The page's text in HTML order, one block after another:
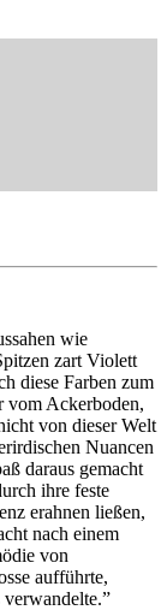
wie
zart Violett
diese Farben zum
vom Ackerboden,
von dieser Welt
Nuancen
daraus gemacht
ihre feste
erahnen ließen,
nach einem
von
aufführte,